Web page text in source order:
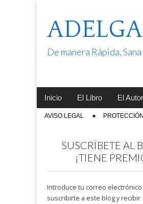
De manera Rápida,
Main
Skip
content
Inicio El Libro El Autor
SubAVISO LEGAL
SUSCRÍBETE AL
¡TIENE
Introduce tu correo electrónico
suscribirte a este blog y recibir